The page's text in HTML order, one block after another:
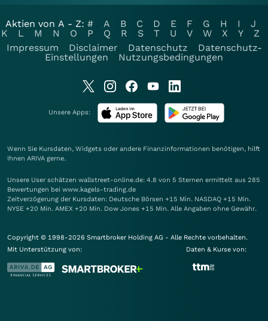
Aktien von A - Z: # A B C D E F G H I
J
K
L M N O P Q R S T U V W X Y
Z
Impressum
Disclaimer Datenschutz
Datenschutz-
Einstellungen
Nutzungsbedingungen
Unsere Apps:
Wenn Sie Kursdaten, Widgets oder andere Finanzinformationen benötigen, hilft
Ihnen ARIVA gerne.
Unsere User schätzen wallstreet-online.de: 4.8 von 5 Sternen ermittelt aus 285
Bewertungen bei www.kagels-trading.de
Zeitverzögerung der Kursdaten: Deutsche Börsen +15 Min. NASDAQ +15 Min.
NYSE +20 Min. AMEX +20 Min. Dow Jones +15 Min. Alle Angaben ohne Gewähr.
Copyright © 1998-2026 Smartbroker Holding AG - Alle Rechte vorbehalten.
Mit Unterstützung von:
Daten & Kurse von: